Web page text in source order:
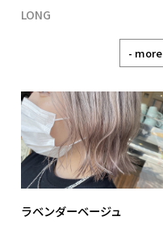
LONG
- more
ラベンダーベージュ